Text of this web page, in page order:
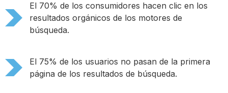
El 70% de los consumidores hacen clic en los
resultados orgánicos de los motores de
búsqueda.
El 75% de los usuarios no pasan de la primera
página de los resultados de búsqueda.